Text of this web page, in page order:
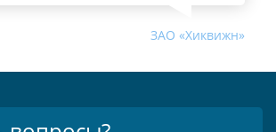
ЗАО «Хиквижн»